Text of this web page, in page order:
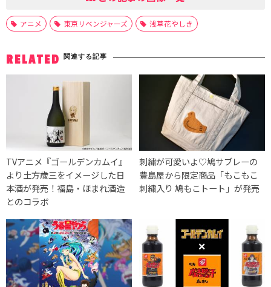
アニメ 東京リベンジャーズ 浅草花やしき
RELATED 関連する記事
TVアニメ『ゴールデンカムイ』
より土方歳三をイメージした日
本酒が発売！福島・ほまれ酒造
とのコラボ
刺繍が可愛いよ♡鳩サブレーの
豊島屋から限定商品「もこもこ
刺繍入り 鳩もこトート」が発売